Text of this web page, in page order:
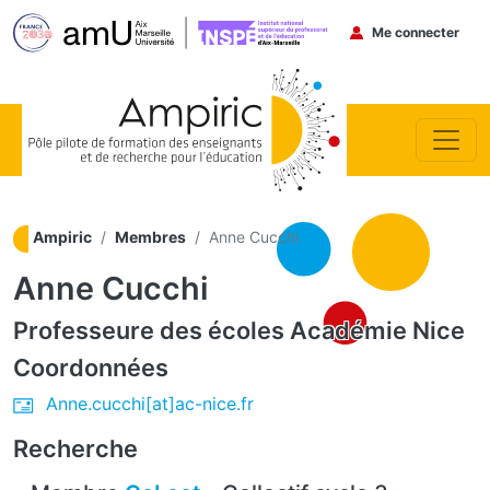
Menu du
Me connecter
Ampiric Membres Anne Cucchi
Anne Cucchi
Professeure des écoles Académie Nice
Coordonnées
Anne.cucchi[at]ac-nice.fr
Recherche